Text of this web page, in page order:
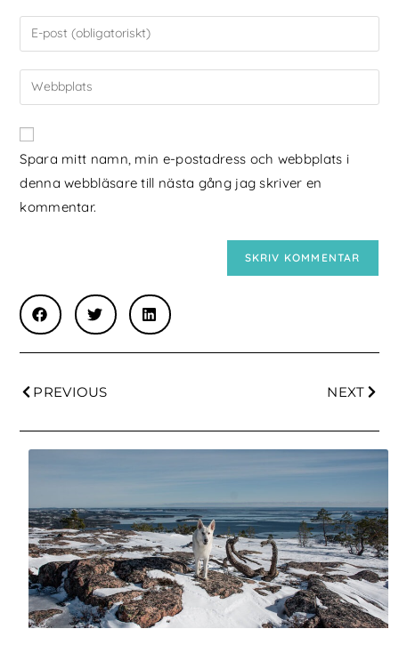
Spara mitt namn, min e-postadress och webbplats i
denna webbläsare till nästa gång jag skriver en
kommentar.
PREVIOUS NEXT